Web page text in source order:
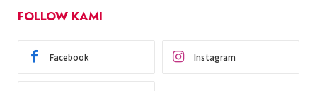
FOLLOW KAMI
Facebook Instagram